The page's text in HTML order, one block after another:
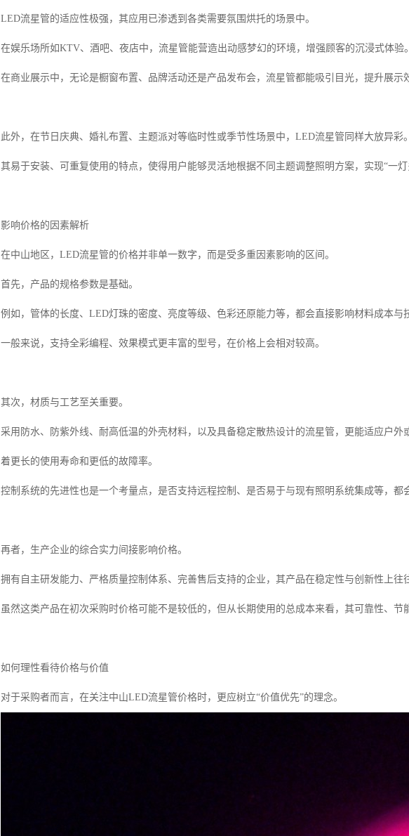
LED流星管的适应性极强，其应用已渗透到各类需要氛围烘托的场景中。
在娱乐场所如KTV、酒吧、夜店中，流星管能营造出动感梦幻的环境，增强顾客的沉浸式体验。
在商业展示中，无论是橱窗布置、品牌活动还是产品发布会，流星管都能吸引目光，提升展示
此外，在节日庆典、婚礼布置、主题派对等临时性或季节性场景中，LED流星管同样大放异彩。
其易于安装、可重复使用的特点，使得用户能够灵活地根据不同主题调整照明方案，实现“一灯
影响价格的因素解析
在中山地区，LED流星管的价格并非单一数字，而是受多重因素影响的区间。
首先，产品的规格参数是基础。
例如，管体的长度、LED灯珠的密度、亮度等级、色彩还原能力等，都会直接影响材料成本与
一般来说，支持全彩编程、效果模式更丰富的型号，在价格上会相对较高。
其次，材质与工艺至关重要。
采用防水、防紫外线、耐高低温的外壳材料，以及具备稳定散热设计的流星管，更能适应户
着更长的使用寿命和更低的故障率。
控制系统的先进性也是一个考量点，是否支持远程控制、是否易于与现有照明系统集成等，都
再者，生产企业的综合实力间接影响价格。
拥有自主研发能力、严格质量控制体系、完善售后支持的企业，其产品在稳定性与创新性上往
虽然这类产品在初次采购时价格可能不是较低的，但从长期使用的总成本来看，其可靠性、节
如何理性看待价格与价值
对于采购者而言，在关注中山LED流星管价格时，更应树立“价值优先”的理念。